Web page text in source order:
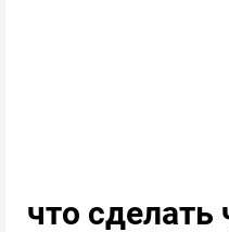
что сделать